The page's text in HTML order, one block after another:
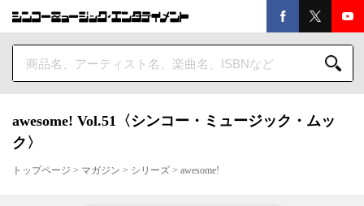
awesome! Vol.51〈シンコー・ミュージック・ムッ
ク〉
トップページ > マガジン > シリーズ > awesome!